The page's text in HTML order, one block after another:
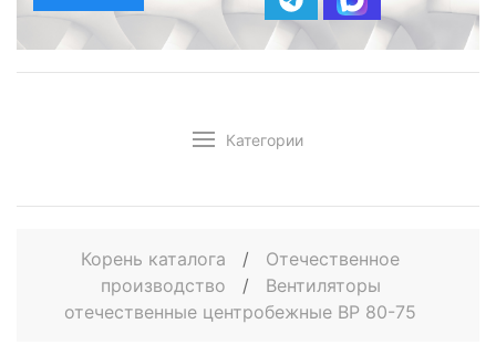
Категории
Корень каталога /
Отечественное
производство
/
Вентиляторы
отечественные центробежные ВР 80-75